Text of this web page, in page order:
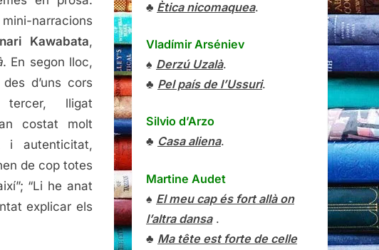
narracions
Kawabata,
. En segon lloc,
d’uns cors
lligat
costat molt
i autenticitat,
de cop totes
“Li he anat
explicar els
♣ Ètica nicomaquea.
Vladímir Arséniev
♠ Derzú Uzalà.
♣ Pel país de l’Ussuri.
Silvio d’Arzo
♣ Casa aliena.
Martine Audet
♠ El meu cap és fort allà on
l’altra dansa.
♣ Ma tête est forte de celle